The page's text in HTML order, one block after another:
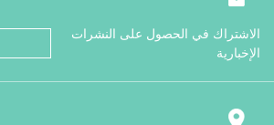
الاشتراك في الحصول على النشرات
الإخبارية